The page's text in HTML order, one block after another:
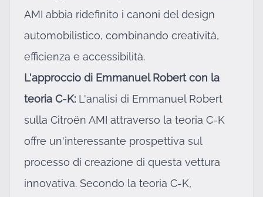
AMI abbia ridefinito i canoni del design
automobilistico, combinando creatività,
efficienza e accessibilità.
L'approccio di Emmanuel Robert con la
teoria C-K: L'analisi di Emmanuel Robert
sulla Citroën AMI attraverso la teoria C-K
offre un'interessante prospettiva sul
processo di creazione di questa vettura
innovativa. Secondo la teoria C-K,